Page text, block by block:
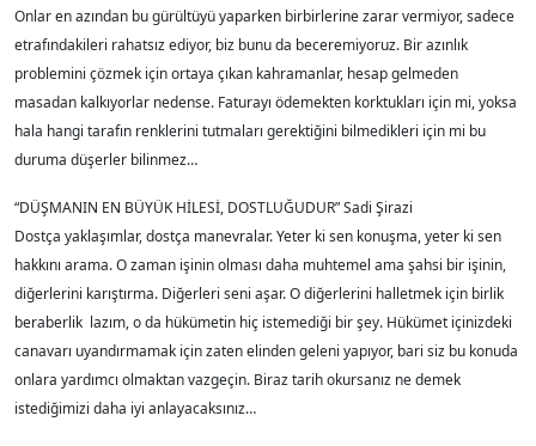
Onlar en azından bu gürültüyü yaparken birbirlerine zarar vermiyor, sadece
etrafındakileri rahatsız ediyor, biz bunu da beceremiyoruz. Bir azınlık
problemini çözmek için ortaya çıkan kahramanlar, hesap gelmeden
masadan kalkıyorlar nedense. Faturayı ödemekten korktukları için mi, yoksa
hala hangi tarafın renklerini tutmaları gerektiğini bilmedikleri için mi bu
duruma düşerler bilinmez…
“DÜŞMANIN EN BÜYÜK HİLESİ, DOSTLUĞUDUR” Sadi Şirazi
Dostça yaklaşımlar, dostça manevralar. Yeter ki sen konuşma, yeter ki sen
hakkını arama. O zaman işinin olması daha muhtemel ama şahsi bir işinin,
diğerlerini karıştırma. Diğerleri seni aşar. O diğerlerini halletmek için birlik
beraberlik lazım, o da hükümetin hiç istemediği bir şey. Hükümet içinizdeki
canavarı uyandırmamak için zaten elinden geleni yapıyor, bari siz bu konuda
onlara yardımcı olmaktan vazgeçin. Biraz tarih okursanız ne demek
istediğimizi daha iyi anlayacaksınız…